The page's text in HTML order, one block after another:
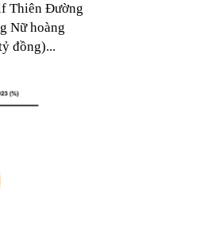
Thiên Đường
Nữ hoàng
đồng)...